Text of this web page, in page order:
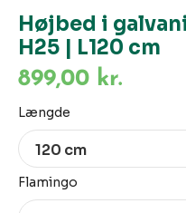
Højbed i
H25 | L120 cm
899,00 kr.
Vælg
Længde
Vælg
Flamingo